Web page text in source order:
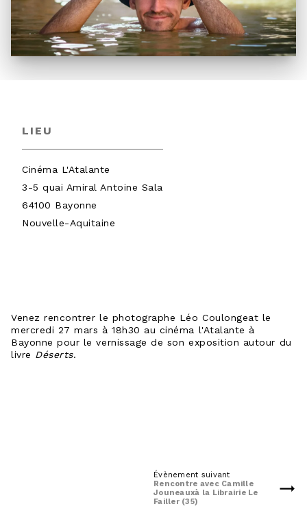
LIEU
Cinéma L'Atalante
3-5 quai Amiral Antoine Sala
64100 Bayonne
Nouvelle-Aquitaine
Venez rencontrer le photographe Léo Coulongeat le
mercredi 27 mars à 18h30 au cinéma l'Atalante à
Bayonne pour le vernissage de son exposition autour du
livre Déserts.
Évènement suivant
Rencontre avec Camille
Jouneauxà la Librairie Le
Failler (35)